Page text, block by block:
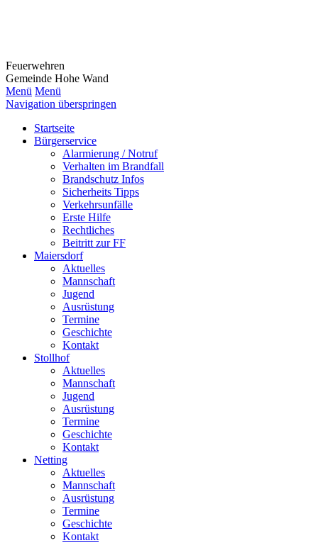
Feuerwehren
Gemeinde Hohe Wand
Menü Menü
Navigation überspringen
Startseite
Bürgerservice
Alarmierung / Notruf
Verhalten im Brandfall
Brandschutz Infos
Sicherheits Tipps
Verkehrsunfälle
Erste Hilfe
Rechtliches
Beitritt zur FF
Maiersdorf
Aktuelles
Mannschaft
Jugend
Ausrüstung
Termine
Geschichte
Kontakt
Stollhof
Aktuelles
Mannschaft
Jugend
Ausrüstung
Termine
Geschichte
Kontakt
Netting
Aktuelles
Mannschaft
Ausrüstung
Termine
Geschichte
Kontakt